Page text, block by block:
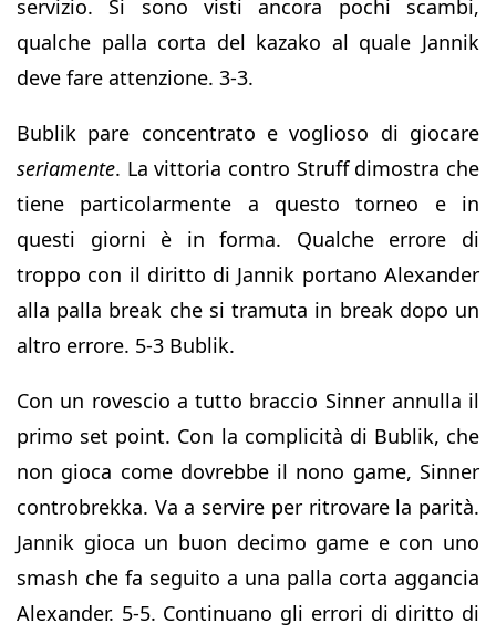
servizio. Si sono visti ancora pochi scambi,
qualche palla corta del kazako al quale Jannik
deve fare attenzione. 3-3.
Bublik pare concentrato e voglioso di giocare
seriamente. La vittoria contro Struff dimostra che
tiene particolarmente a questo torneo e in
questi giorni è in forma. Qualche errore di
troppo con il diritto di Jannik portano Alexander
alla palla break che si tramuta in break dopo un
altro errore. 5-3 Bublik.
Con un rovescio a tutto braccio Sinner annulla il
primo set point. Con la complicità di Bublik, che
non gioca come dovrebbe il nono game, Sinner
controbrekka. Va a servire per ritrovare la parità.
Jannik gioca un buon decimo game e con uno
smash che fa seguito a una palla corta aggancia
Alexander. 5-5. Continuano gli errori di diritto di